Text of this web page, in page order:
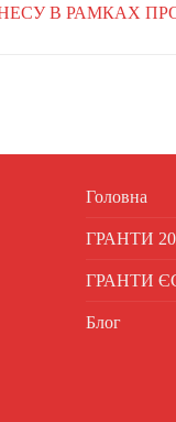
В РАМКАХ
Головна
ГРАНТИ
ГРАНТИ
Блог